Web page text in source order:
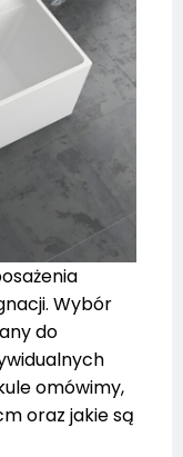
Wybór
do
omówimy,
oraz jakie są